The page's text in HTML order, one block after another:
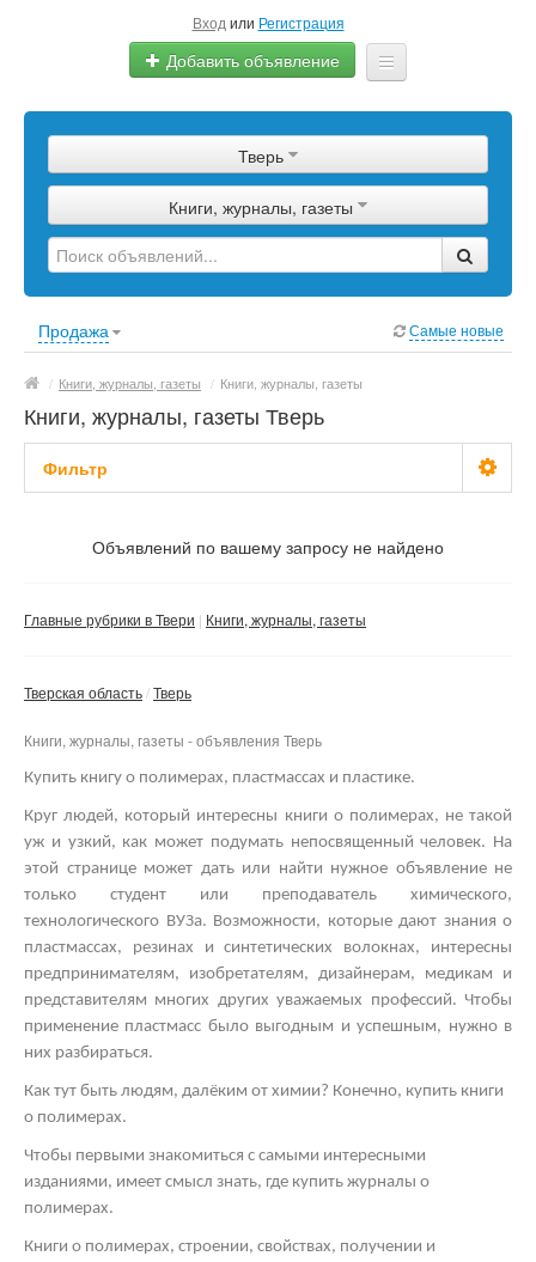
Вход или Регистрация
Добавить объявление
Сырье
Изделия
Оборудование
Тверь
Книги, журналы, газеты
Продажа Самые новые
/ Книги, журналы, газеты / Книги, журналы, газеты
Книги, журналы, газеты Тверь
Фильтр
Не важно
Частные
Применить Сбросить фильтр
Объявлений по вашему запросу не найдено
Главные рубрики в Твери Книги, журналы, газеты
Тверская область Тверь
Книги, журналы, газеты - объявления Тверь
Купить книгу о полимерах, пластмассах и пластике.
Круг людей, который интересны книги о полимерах, не такой
уж и узкий, как может подумать непосвященный человек. На
этой странице может дать или найти нужное объявление не
только студент или преподаватель химического,
технологического ВУЗа. Возможности, которые дают знания о
пластмассах, резинах и синтетических волокнах, интересны
предпринимателям, изобретателям, дизайнерам, медикам и
представителям многих других уважаемых профессий. Чтобы
применение пластмасс было выгодным и успешным, нужно в
них разбираться.
Как тут быть людям, далёким от химии? Конечно, купить книги
о полимерах.
Чтобы первыми знакомиться с самыми интересными
изданиями, имеет смысл знать, где купить журналы о
полимерах.
Книги о полимерах, строении, свойствах, получении и